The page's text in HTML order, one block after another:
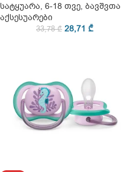
სატყუარა, 6-18 თვე, ბავშვთა
აქსესუარები
33,78₾ 28,71 ₾